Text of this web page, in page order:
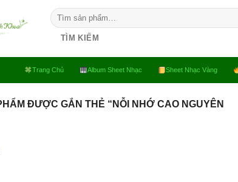
Tìm
kiếm:
TÌM KIẾM
Trang Chủ Album Sheet Nhạc Sheet Nhạc Vàng
ĐƯỢC GẮN THẺ “NỖI NHỚ CAO NGUYÊN